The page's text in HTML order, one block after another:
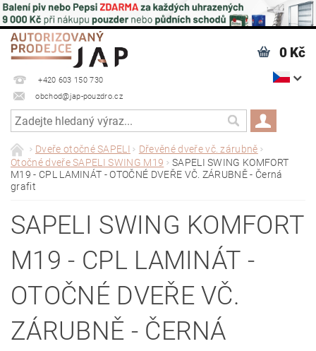
+420 603 150 730
obchod@jap-pouzdro.cz
0 Kč
Dveře otočné SAPELI
Dřevěné dveře vč. zárubně
Otočné dveře SAPELI SWING M19
SAPELI SWING KOMFORT
M19 - CPL LAMINÁT - OTOČNÉ DVEŘE VČ. ZÁRUBNĚ - Černá
grafit
SAPELI SWING KOMFORT
M19 - CPL LAMINÁT -
OTOČNÉ DVEŘE VČ.
ZÁRUBNĚ - ČERNÁ